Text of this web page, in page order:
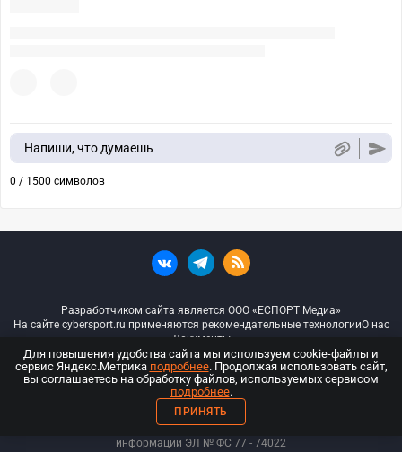
Напиши, что думаешь
0 / 1500 символов
Разработчиком сайта является ООО «ЕСПОРТ Медиа»
На сайте cybersport.ru применяются рекомендательные технологииО нас
Документы
© ООО «Киберспорт.ру» — Все права защищены
18+
ООО «Киберспорт.ру». Свидетельство о регистрации средств массовой
информации ЭЛ № ФС 77 - 74022
Для повышения удобства сайта мы используем cookie-файлы и
сервис Яндекс.Метрика подробнее. Продолжая использовать сайт,
вы соглашаетесь на обработку файлов, используемых сервисом
подробнее.
ПРИНЯТЬ